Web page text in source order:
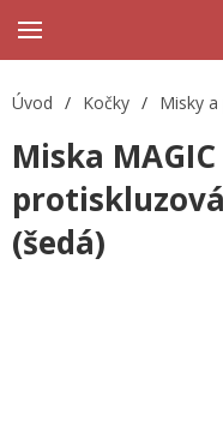
Úvod / Kočky / Misky
Miska
(šedá)